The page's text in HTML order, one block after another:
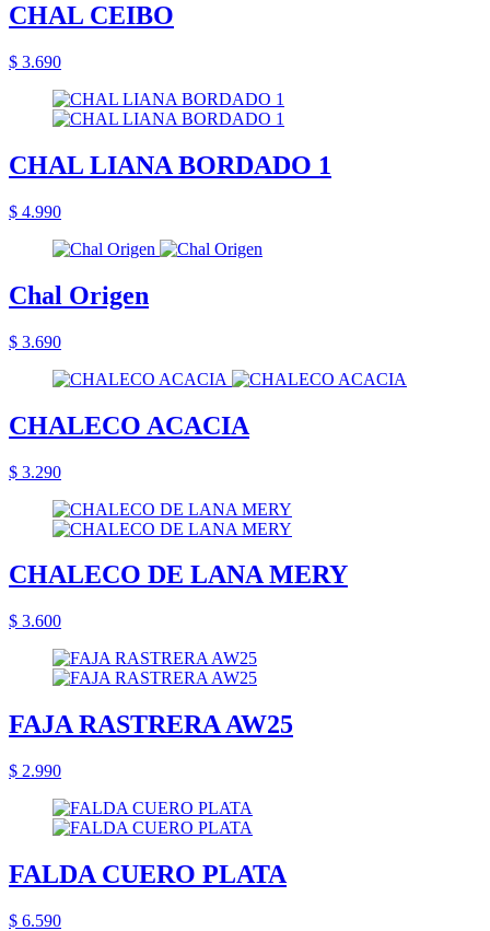
CHAL CEIBO
$ 3.690
CHAL LIANA BORDADO 1
$ 4.990
Chal Origen
$ 3.690
CHALECO ACACIA
$ 3.290
CHALECO DE LANA MERY
$ 3.600
FAJA RASTRERA AW25
$ 2.990
FALDA CUERO PLATA
$ 6.590